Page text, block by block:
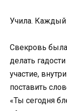
Учила. Каждый
Свекровь
делать
участие,
поставить
«Ты сегодня